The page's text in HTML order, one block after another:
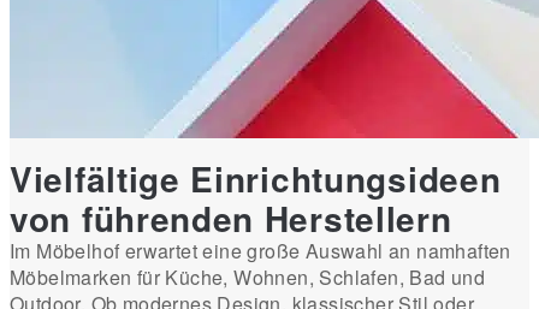
Vielfältige Einrichtungsideen
von führenden Herstellern
Im Möbelhof erwartet eine große Auswahl an namhaften
Möbelmarken für Küche, Wohnen, Schlafen, Bad und